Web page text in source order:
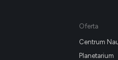
Oferta
Centrum
Planetarium